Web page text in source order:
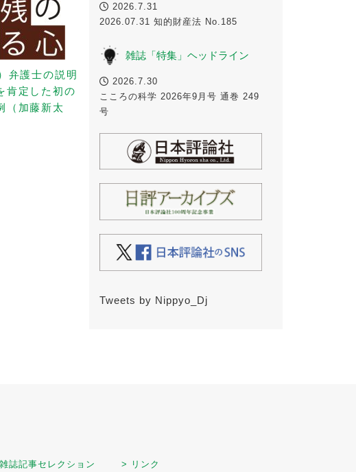
弁護士の説明
肯定した初の
（加藤新太
2026.7.31
2026.07.31 知的財産法 No.185
雑誌「特集」ヘッドライン
2026.7.30
こころの科学 2026年9月号 通巻 249
号
Tweets by Nippyo_Dj
誌記事セレクション > リンク